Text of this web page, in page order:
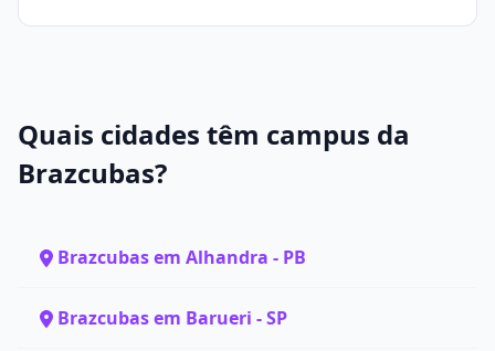
Quais cidades têm campus da
Brazcubas?
Brazcubas em Alhandra - PB
Brazcubas em Barueri - SP